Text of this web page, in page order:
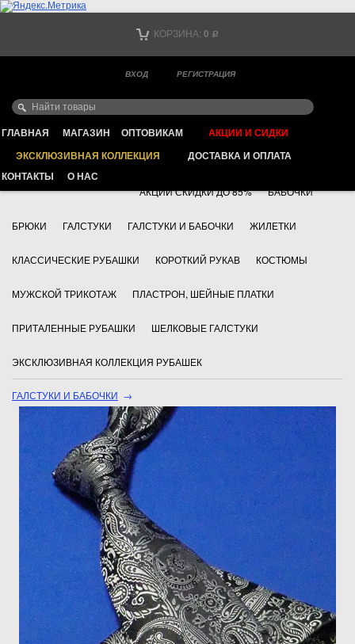
КОРЗИНА: 0 Р
ВХОД РЕГИСТРАЦИЯ
ГЛАВНАЯ МАГАЗИН ОПТОВИКАМ
АКЦИИ И СИДКИ
ЭКСКЛЮЗИВНАЯ КОЛЛЕКЦИЯ
ДОСТАВКА И ОПЛАТА
КОНТАКТЫ
О НАС
Ваш город -
ИНТЕРНЕТ МАГАЗИН КЛАССИЧЕСКОЙ МУЖСКОЙ ОДЕЖДЫ
+7 495 783 69 17 АКСЕССУАРЫ
АКЦИИ СКИДКИ ДО 85% БАБОЧКИ
БРЮКИ ГАЛСТУКИ ГАЛСТУКИ И БАБОЧКИ ЖИЛЕТКИ
КЛАССИЧЕСКИЕ РУБАШКИ КОРОТКИЙ РУКАВ КОСТЮМЫ
МУЖСКОЙ ТРИКОТАЖ ПЛАСТРОН, ШЕЙНЫЕ ПЛАТКИ
ПРИТАЛЕННЫЕ РУБАШКИ ШЕЛКОВЫЕ ГАЛСТУКИ
ЭКСКЛЮЗИВНАЯ КОЛЛЕКЦИЯ РУБАШЕК
ГАЛСТУКИ И БАБОЧКИ →